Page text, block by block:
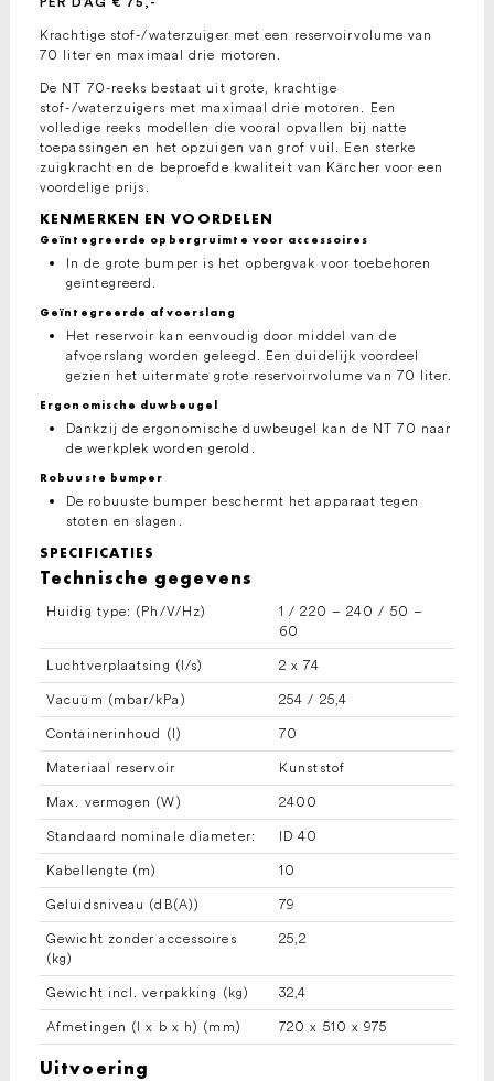
Krachtige stof-/waterzuiger met een reservoirvolume van
70 liter en maximaal drie motoren.
De NT 70-reeks bestaat uit grote, krachtige
stof-/waterzuigers met maximaal drie motoren. Een
volledige reeks modellen die vooral opvallen bij natte
toepassingen en het opzuigen van grof vuil. Een sterke
zuigkracht en de beproefde kwaliteit van Kärcher voor een
voordelige prijs.
KENMERKEN EN VOORDELEN
Geïntegreerde opbergruimte voor accessoires
In de grote bumper is het opbergvak voor toebehoren
geïntegreerd.
Geïntegreerde afvoerslang
Het reservoir kan eenvoudig door middel van de
afvoerslang worden geleegd. Een duidelijk voordeel
gezien het uitermate grote reservoirvolume van 70 liter.
Ergonomische duwbeugel
Dankzij de ergonomische duwbeugel kan de NT 70 naar
de werkplek worden gerold.
Robuuste bumper
De robuuste bumper beschermt het apparaat tegen
stoten en slagen.
SPECIFICATIES
Technische gegevens
Huidig ​​type: (Ph/V/Hz)
1 / 220 – 240 / 50 –
60
Luchtverplaatsing (l/s) 2 x 74
Vacuüm (mbar/kPa) 254 / 25,4
Containerinhoud (l) 70
Materiaal reservoir Kunststof
Max. vermogen (W) 2400
Standaard nominale diameter: ID 40
Kabellengte (m) 10
Geluidsniveau (dB(A)) 79
Gewicht zonder accessoires
(kg)
25,2
Gewicht incl. verpakking (kg) 32,4
Afmetingen (l x b x h) (mm) 720 x 510 x 975
Uitvoering